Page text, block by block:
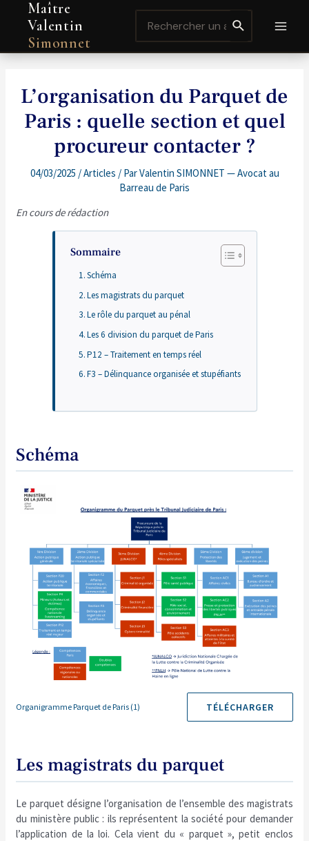
contenu
Maître
Valentin
Simonnet
for:
L’organisation du Parquet de
Paris : quelle section et quel
procureur contacter ?
04/03/2025 /Articles / ParValentin SIMONNET — Avocat au
Barreau de Paris
En cours de rédaction
Sommaire
Schéma
Les magistrats du parquet
Le rôle du parquet au pénal
Les 6 division du parquet de Paris
P12 – Traitement en temps réel
F3 – Délinquance organisée et stupéfiants
Schéma
Organigramme Parquet de Paris (1) TÉLÉCHARGER
Les magistrats du parquet
Le parquet désigne l’organisation de l’ensemble des magistrats
du ministère public : ils représentent la société pour demander
l’application de la loi. Cela vient du « parquet », petit enclos
Navigation
de